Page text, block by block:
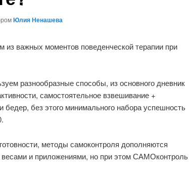
Юлия Ненашева
из важных моментов поведенческой терапии при
разнообразные способы, из основного дневник
самостоятельное взвешивание +
бедер, без этого минимального набора успешность
методы самоконтроля дополняются
и приложениями, но при этом САМОконтроль